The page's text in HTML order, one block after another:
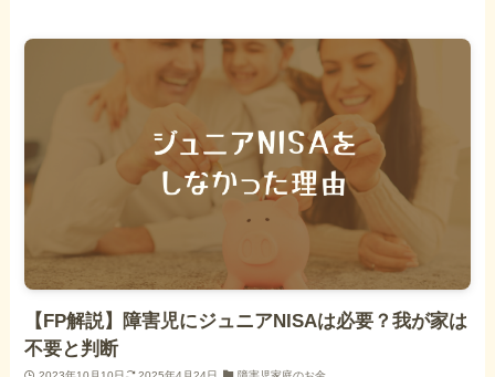
【FP解説】障害児にジュニアNISAは必要？我が家は
不要と判断